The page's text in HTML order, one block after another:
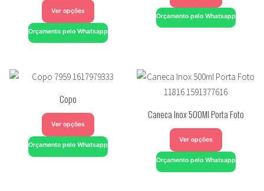
Ver opções
Orçamento pelo Whatsapp
Orçamento pelo Whatsapp
Copo
Ver opções
Orçamento pelo Whatsapp
Caneca Inox 500Ml Porta Foto
Ver opções
Orçamento pelo Whatsapp